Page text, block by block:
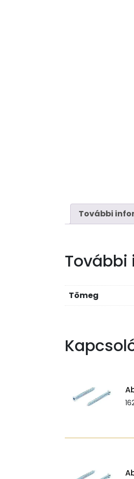
További
Tömeg